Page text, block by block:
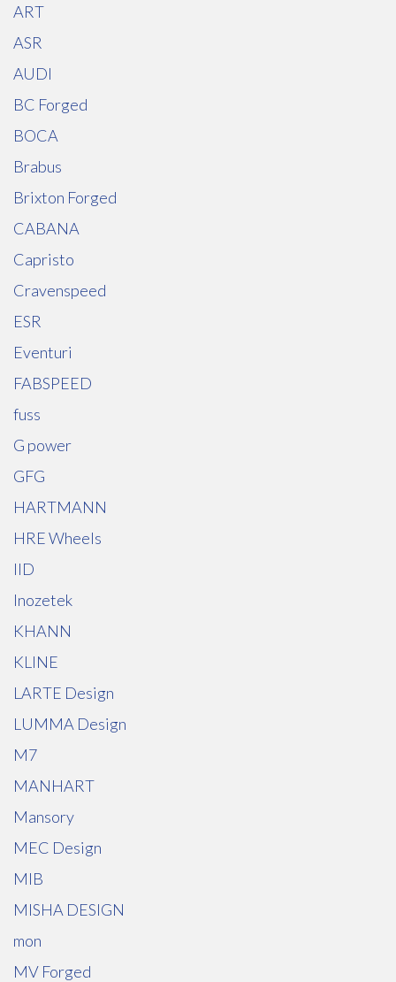
ART
ASR
AUDI
BC Forged
BOCA
Brabus
Brixton Forged
CABANA
Capristo
Cravenspeed
ESR
Eventuri
FABSPEED
fuss
G power
GFG
HARTMANN
HRE Wheels
IID
Inozetek
KHANN
KLINE
LARTE Design
LUMMA Design
M7
MANHART
Mansory
MEC Design
MIB
MISHA DESIGN
mon
MV Forged